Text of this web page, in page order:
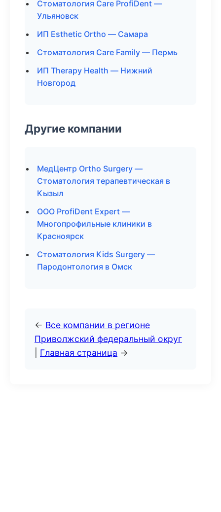
Стоматология Care ProfiDent —
Ульяновск
ИП Esthetic Ortho — Самара
Стоматология Care Family — Пермь
ИП Therapy Health — Нижний
Новгород
Другие компании
МедЦентр Ortho Surgery —
Стоматология терапевтическая в
Кызыл
ООО ProfiDent Expert —
Многопрофильные клиники в
Красноярск
Стоматология Kids Surgery —
Пародонтология в Омск
← Все компании в регионе
Приволжский федеральный округ
Главная страница →